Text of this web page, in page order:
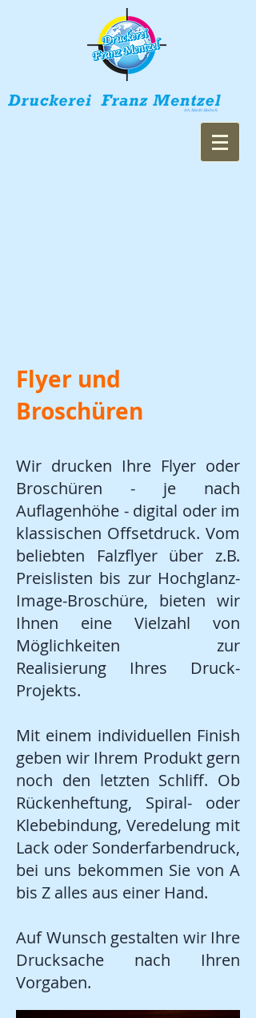
Inh. Martin Stoll e.K.
Flyer und
Broschüren
Wir drucken Ihre Flyer oder
Broschüren - je nach
Auflagenhöhe - digital oder im
klassischen Offsetdruck. Vom
beliebten Falzflyer über z.B.
Preislisten bis zur Hochglanz-
Image-Broschüre, bieten wir
Ihnen eine Vielzahl von
Möglichkeiten zur
Realisierung Ihres Druck-
Projekts.
Mit einem individuellen Finish
geben wir Ihrem Produkt gern
noch den letzten Schliff. Ob
Rückenheftung, Spiral- oder
Klebebindung, Veredelung mit
Lack oder Sonderfarbendruck,
bei uns bekommen Sie von A
bis Z alles aus einer Hand.
Auf Wunsch gestalten wir Ihre
Drucksache nach Ihren
Vorgaben.